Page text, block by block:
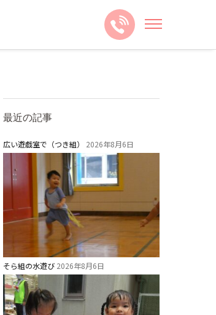
最近の記事
広い遊戯室で（つき組） 2026年8月6日
そら組の水遊び 2026年8月6日